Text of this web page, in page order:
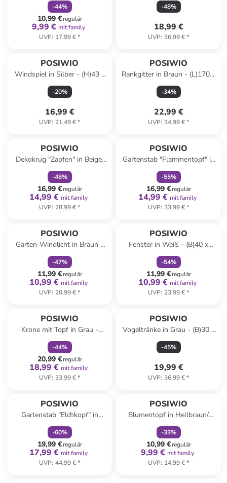
-44%
10,99 €regulär
9,99 € mit family
UVP: 17,99 €*
-48%
18,99 €
UVP: 36,99 €*
POSIWIO
Windspiel in Silber - (H)43 x
Ø 8 cm
-20%
16,99 €
UVP: 21,49 €*
POSIWIO
Rankgitter in Braun - (L)170 x
(B)41 cm
-34%
22,99 €
UVP: 34,99 €*
POSIWIO
Dekokrug "Zapfen" in Beige/
Schwarz - (H)23,5 cm
-48%
16,99 €regulär
14,99 € mit family
UVP: 28,99 €*
POSIWIO
Gartenstab "Flammentopf" in
Hellbraun - (H)110 cm
-55%
16,99 €regulär
14,99 € mit family
UVP: 33,99 €*
POSIWIO
Garten-Windlicht in Braun -
(H)85 cm
-47%
11,99 €regulär
10,99 € mit family
UVP: 20,99 €*
POSIWIO
Fenster in Weiß - (B)40 x
(H)60 cm
-54%
11,99 €regulär
10,99 € mit family
UVP: 23,99 €*
POSIWIO
Krone mit Topf in Grau -
(H)27 x Ø 20,5 cm
-44%
20,99 €regulär
18,99 € mit family
UVP: 33,99 €*
POSIWIO
Vogeltränke in Grau - (B)30 x
(H)32,5 x (T)13,5 cm
-45%
19,99 €
UVP: 36,99 €*
POSIWIO
Gartenstab "Elchkopf" in
Creme/ Hellblau - (B)27 x
(H)87,5 cm
-60%
19,99 €regulär
17,99 € mit family
UVP: 44,99 €*
POSIWIO
Blumentopf in Hellbraun/
Grün - (H)12,5 x Ø 14,5 cm
-33%
10,99 €regulär
9,99 € mit family
UVP: 14,99 €*